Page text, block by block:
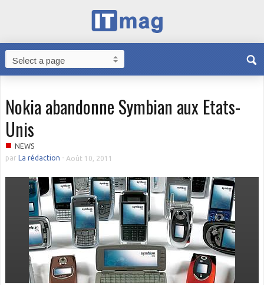
Nokia abandonne Symbian aux Etats-
Unis
■ NEWS
par La rédaction - Août 10, 2011